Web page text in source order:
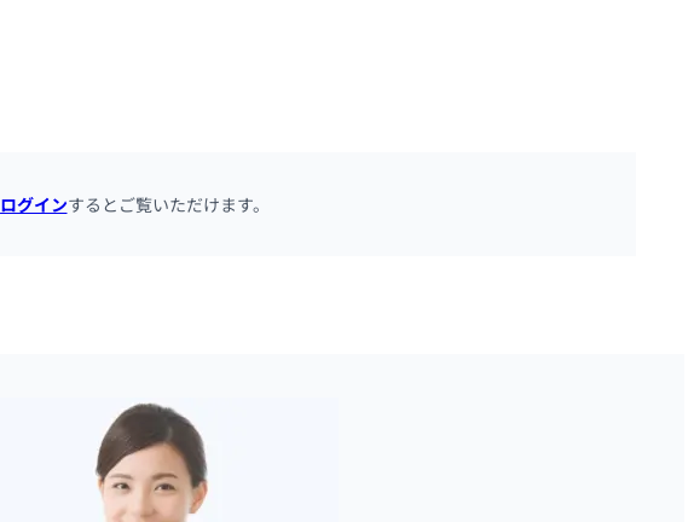
ログインするとご覧いただけます。